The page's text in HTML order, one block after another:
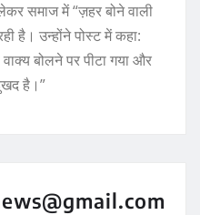
समाज में “ज़हर बोने वाली
है। उन्होंने पोस्ट में कहा:
बोलने पर पीटा गया और
है।”